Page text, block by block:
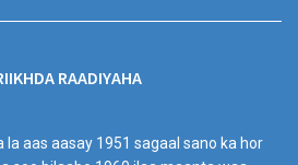
RAADIYAHA
la aas aasay 1951 sagaal sano ka hor